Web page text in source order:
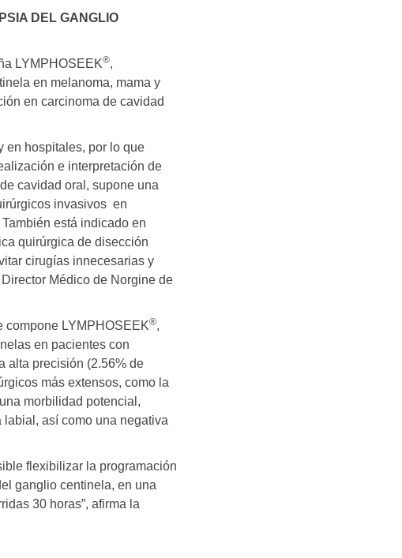
DEL GANGLIO
LYMPHOSEEK®,
en melanoma, mama y
en carcinoma de cavidad
en hospitales, por lo que
e interpretación de
cavidad oral, supone una
invasivos en
está indicado en
quirúrgica de disección
cirugías innecesarias y
Médico de Norgine de
compone LYMPHOSEEK®,
en pacientes con
alta precisión (2.56% de
más extensos, como la
morbilidad potencial,
así como una negativa
flexibilizar la programación
ganglio centinela, en una
30 horas”, afirma la